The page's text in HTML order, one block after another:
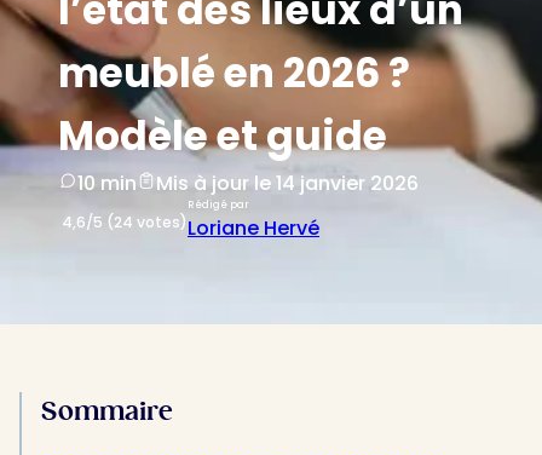
meublé en 2026 ?
Modèle et guide
10 min Mis à jour le 14 janvier 2026
4,6/5 (24 votes)
Rédigé par
Loriane Hervé
Sommaire